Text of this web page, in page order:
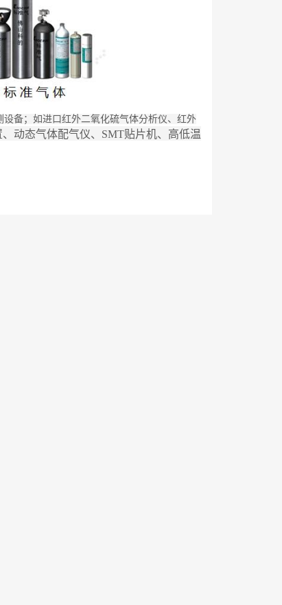
备；如进口红外二氧化硫气体分析仪、红外
、动态气体配气仪、SMT贴片机、高低温